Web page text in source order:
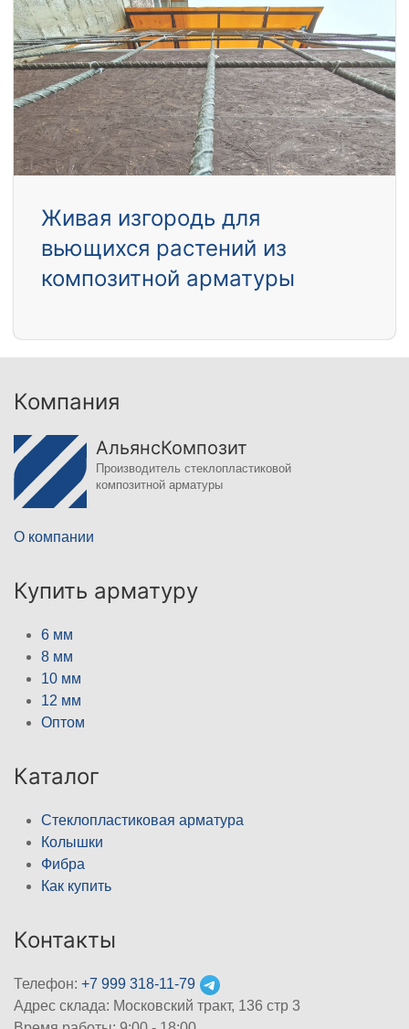
Живая изгородь для
вьющихся растений из
композитной арматуры
Компания
АльянсКомпозит
Производитель стеклопластиковой
композитной арматуры
О компании
Купить арматуру
6 мм
8 мм
10 мм
12 мм
Оптом
Каталог
Стеклопластиковая арматура
Колышки
Фибра
Как купить
Контакты
Телефон: +7 999 318-11-79
Адрес склада: Московский тракт, 136 стр 3